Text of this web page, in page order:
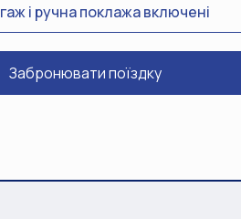
і ручна поклажа включені
Забронювати поїздку